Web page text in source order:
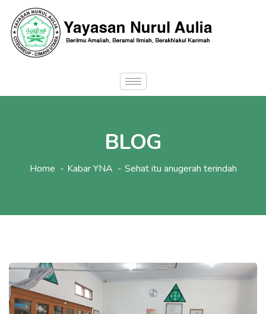
BLOG
Home Kabar YNA Sehat itu anugerah terindah